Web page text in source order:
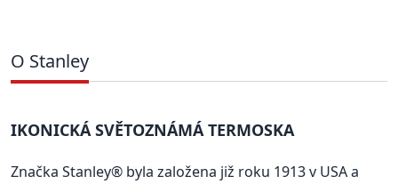
O Stanley
IKONICKÁ SVĚTOZNÁMÁ TERMOSKA
Značka Stanley® byla založena již roku 1913 v USA a